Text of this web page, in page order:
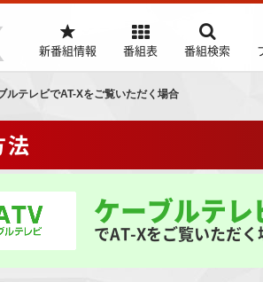
新番組情報 番組表 番組検索
ルテレビでAT-Xをご覧いただく場合
ケーブルテレ
でAT-Xをご覧いただく